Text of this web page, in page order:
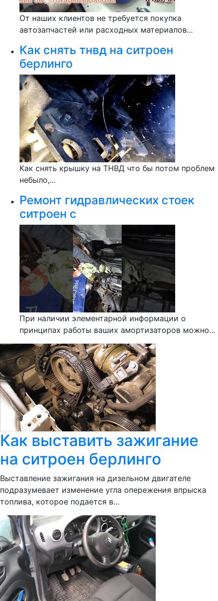
От наших клиентов не требуется покупка
автозапчастей или расходных материалов...
Как снять тнвд на ситроен
берлинго
Как снять крышку на ТНВД что бы потом проблем
небыло,...
Ремонт гидравлических стоек
ситроен с
При наличии элементарной информации о
принципах работы ваших амортизаторов можно...
Как выставить зажигание
на ситроен берлинго
Выставление зажигания на дизельном двигателе
подразумевает изменение угла опережения впрыска
топлива, которое подается в...